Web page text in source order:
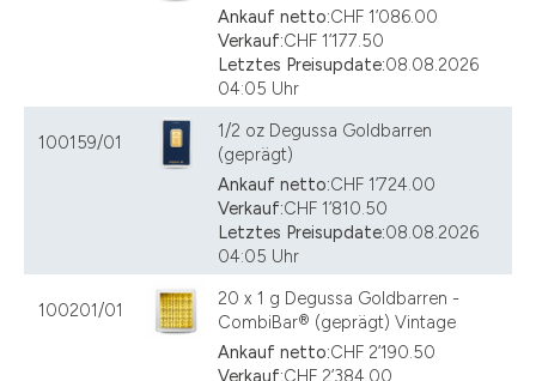
Ankauf netto:CHF 1’086.00
Verkauf:CHF 1’177.50
Letztes Preisupdate:08.08.2026
04:05 Uhr
100159/01
1/2 oz Degussa Goldbarren
(geprägt)
Ankauf netto:CHF 1’724.00
Verkauf:CHF 1’810.50
Letztes Preisupdate:08.08.2026
04:05 Uhr
100201/01
20 x 1 g Degussa Goldbarren -
CombiBar® (geprägt) Vintage
Ankauf netto:CHF 2’190.50
Verkauf:CHF 2’384.00